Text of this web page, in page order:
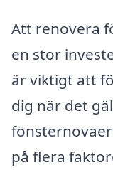
Att renovera
en stor
är viktigt att
dig när det
på flera